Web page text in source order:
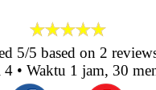
5/5 based on 2
4• Waktu 1 jam, 30